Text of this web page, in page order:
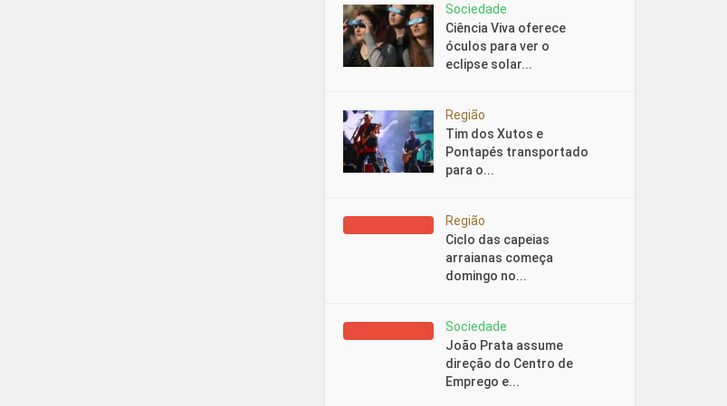
Sociedade
Ciência Viva oferece
óculos para ver o
eclipse solar...
Região
Tim dos Xutos e
Pontapés transportado
para o...
Região
Ciclo das capeias
arraianas começa
domingo no...
Sociedade
João Prata assume
direção do Centro de
Emprego e...